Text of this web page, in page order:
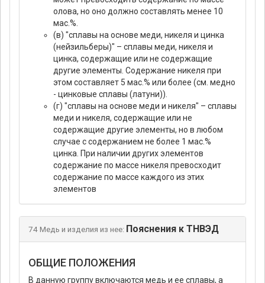
олова, но оно должно составлять менее 10
мас.%.
(в) "сплавы на основе меди, никеля и цинка
(нейзильберы)" – сплавы меди, никеля и
цинка, содержащие или не содержащие
другие элементы. Содержание никеля при
этом составляет 5 мас.% или более (см. медно
- цинковые сплавы (латуни)).
(г) "сплавы на основе меди и никеля" – сплавы
меди и никеля, содержащие или не
содержащие другие элементы, но в любом
случае с содержанием не более 1 мас.%
цинка. При наличии других элементов
содержание по массе никеля превосходит
содержание по массе каждого из этих
элементов
74 Медь и изделия из нее: Пояснения к ТНВЭД
ОБЩИЕ ПОЛОЖЕНИЯ
В данную группу включаются медь и ее сплавы, а